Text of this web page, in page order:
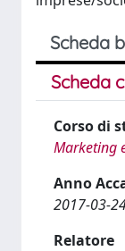
Scheda
Scheda
Corso di
Marketing
Anno
2017-03-
Relatore